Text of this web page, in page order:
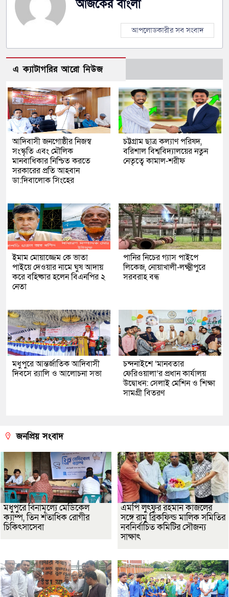
আজকের বাংলা
আপলোডকারীর সব সংবাদ
এ ক্যাটাগরির আরো নিউজ
আদিবাসী জনগোষ্ঠীর নিজস্ব
সংস্কৃতি এবং মৌলিক
মানবাধিকার নিশ্চিত করতে
সরকারের প্রতি আহবান
ডা:দিবালোক সিংহের
চট্টগ্রাম ছাত্র কল্যাণ পরিষদ,
বরিশাল বিশ্ববিদ্যালয়ের নতুন
নেতৃত্বে কামাল-শরীফ
ইমাম মোয়াজ্জেম কে ভাতা
পাইয়ে দেওয়ার নামে ঘুষ আদায়
করে বহিষ্কার হলেন বিএনপির ২
নেতা
পানির নিচের গ্যাস পাইপে
লিকেজ, নোয়াখালী-লক্ষ্মীপুরে
সরবরাহ বন্ধ
মধুপুরে আন্তর্জাতিক আদিবাসী
দিবসে র‍্যালি ও আলোচনা সভা
চন্দনাইশে ‘মানবতার
ফেরিওয়ালা’র প্রধান কার্যালয়
উদ্বোধন: সেলাই মেশিন ও শিক্ষা
সামগ্রী বিতরণ
জনপ্রিয় সংবাদ
মধুপুরে বিনামূল্যে মেডিকেল
ক্যাম্প, তিন শতাধিক রোগীর
চিকিৎসাসেবা
এমপি লুৎফুর রহমান কাজলের
সঙ্গে রামু ব্রিকফিল্ড মালিক সমিতির
নবনির্বাচিত কমিটির সৌজন্য
সাক্ষাৎ